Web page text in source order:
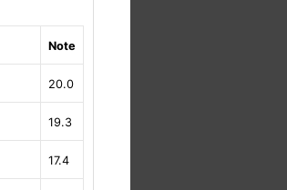
Note
20.0
19.3
17.4